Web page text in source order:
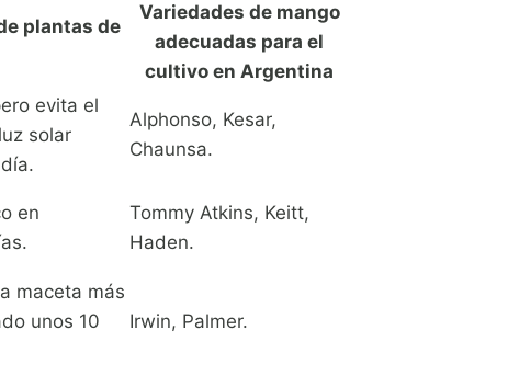
plantas de
Variedades de mango
adecuadas para el
cultivo en Argentina
evita el
solar
Alphonso, Kesar,
Chaunsa.
en
Tommy Atkins, Keitt,
Haden.
maceta más
unos 10
Irwin, Palmer.